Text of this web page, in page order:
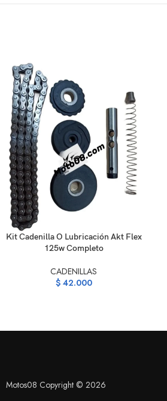
AÑADIR AL CARRITO
Kit Cadenilla O Lubricación Akt Flex
125w Completo
CADENILLAS
$42.000
Motos08 Copyright © 2026